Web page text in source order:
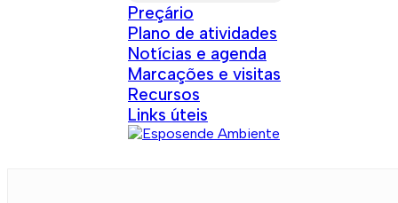
Preçário
Plano de atividades
Notícias e agenda
Marcações e visitas
Recursos
Links úteis